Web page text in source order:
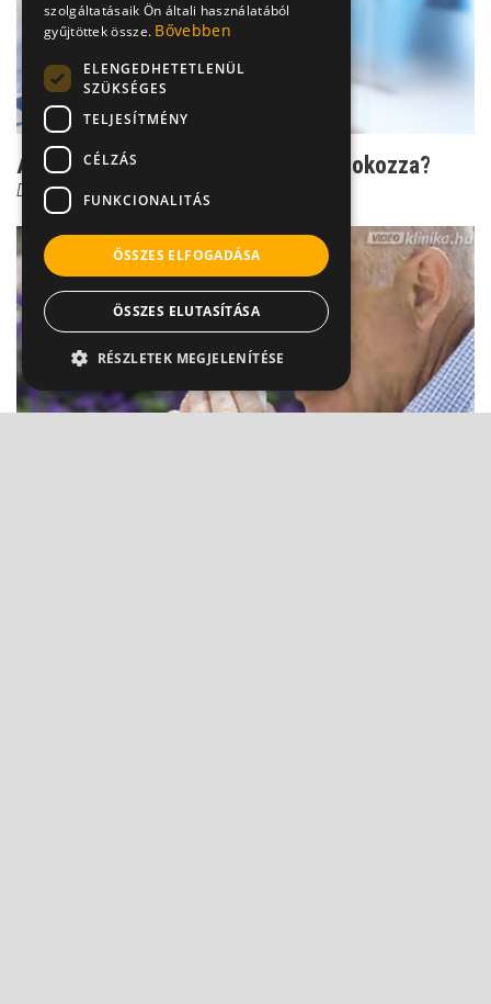
Asztma: lehet, hogy génelváltozás okozza?
Dr. Mucsi János
szolgáltatásaik Ön általi használatából
gyűjtöttek össze. Bővebben
ELENGEDHETETLENÜL
SZÜKSÉGES
TELJESÍTMÉNY
CÉLZÁS
FUNKCIONALITÁS
ÖSSZES ELFOGADÁSA
ÖSSZES ELUTASÍTÁSA
RÉSZLETEK MEGJELENÍTÉSE